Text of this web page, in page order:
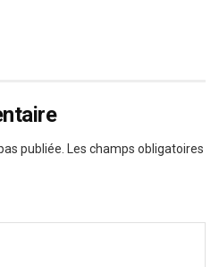
publiée. Les champs obligatoires